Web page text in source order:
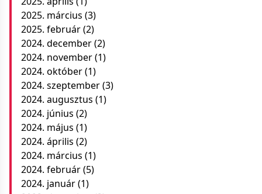
2025. március (3)
2025. február(2)
2024. december(2)
2024. november(1)
2024. október(1)
2024. szeptember(3)
2024. augusztus (1)
2024. június (2)
2024. május (1)
2024. április (2)
2024. március (1)
2024. február(5)
2024. január(1)